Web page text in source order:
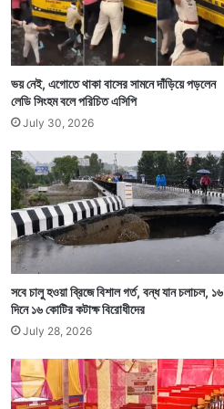
ভয় নেই, এগোতে থাকা বাসের সামনে দাঁড়িয়ে পড়লেন
লেডি সিংহম বলে পরিচিত এসিপি
July 30, 2026
সবে চালু হওয়া ব্রিজে বিশাল গর্ত, বন্ধ যান চলাচল, ১৬
দিনে ১৬ কোটির কটাক্ষ বিরোধীদের
July 28, 2026